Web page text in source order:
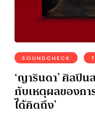
SOUNDCHECK
‘ญารินดา’ ศิลปิ
กับเหตุผลของกา
ได้คิดถึง’